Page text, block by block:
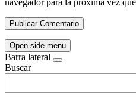
navegador para la próxima vez
Open side menu
Barra lateral
Buscar